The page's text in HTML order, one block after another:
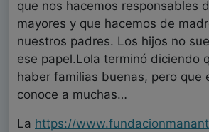
que nos hacemos responsables
mayores y que hacemos de
nuestros padres. Los hijos no
ese papel.Lola terminó diciendo
haber familias buenas, pero que
conoce a muchas…
La https://